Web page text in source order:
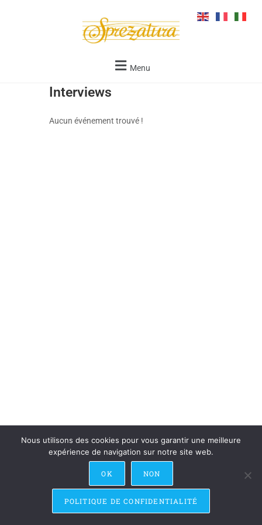
Menu
Interviews
Aucun événement trouvé !
Recevoir la Newsletter Contact Recrutement
Crédits & Mentions Légales
Nous utilisons des cookies pour vous garantir une meilleure
expérience de navigation sur notre site web.
OK NON
POLITIQUE DE CONFIDENTIALITÉ